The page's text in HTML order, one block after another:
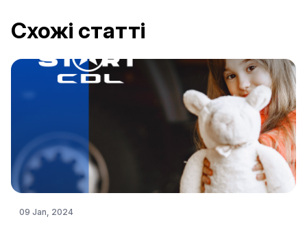
Схожі статті
09 Jan, 2024